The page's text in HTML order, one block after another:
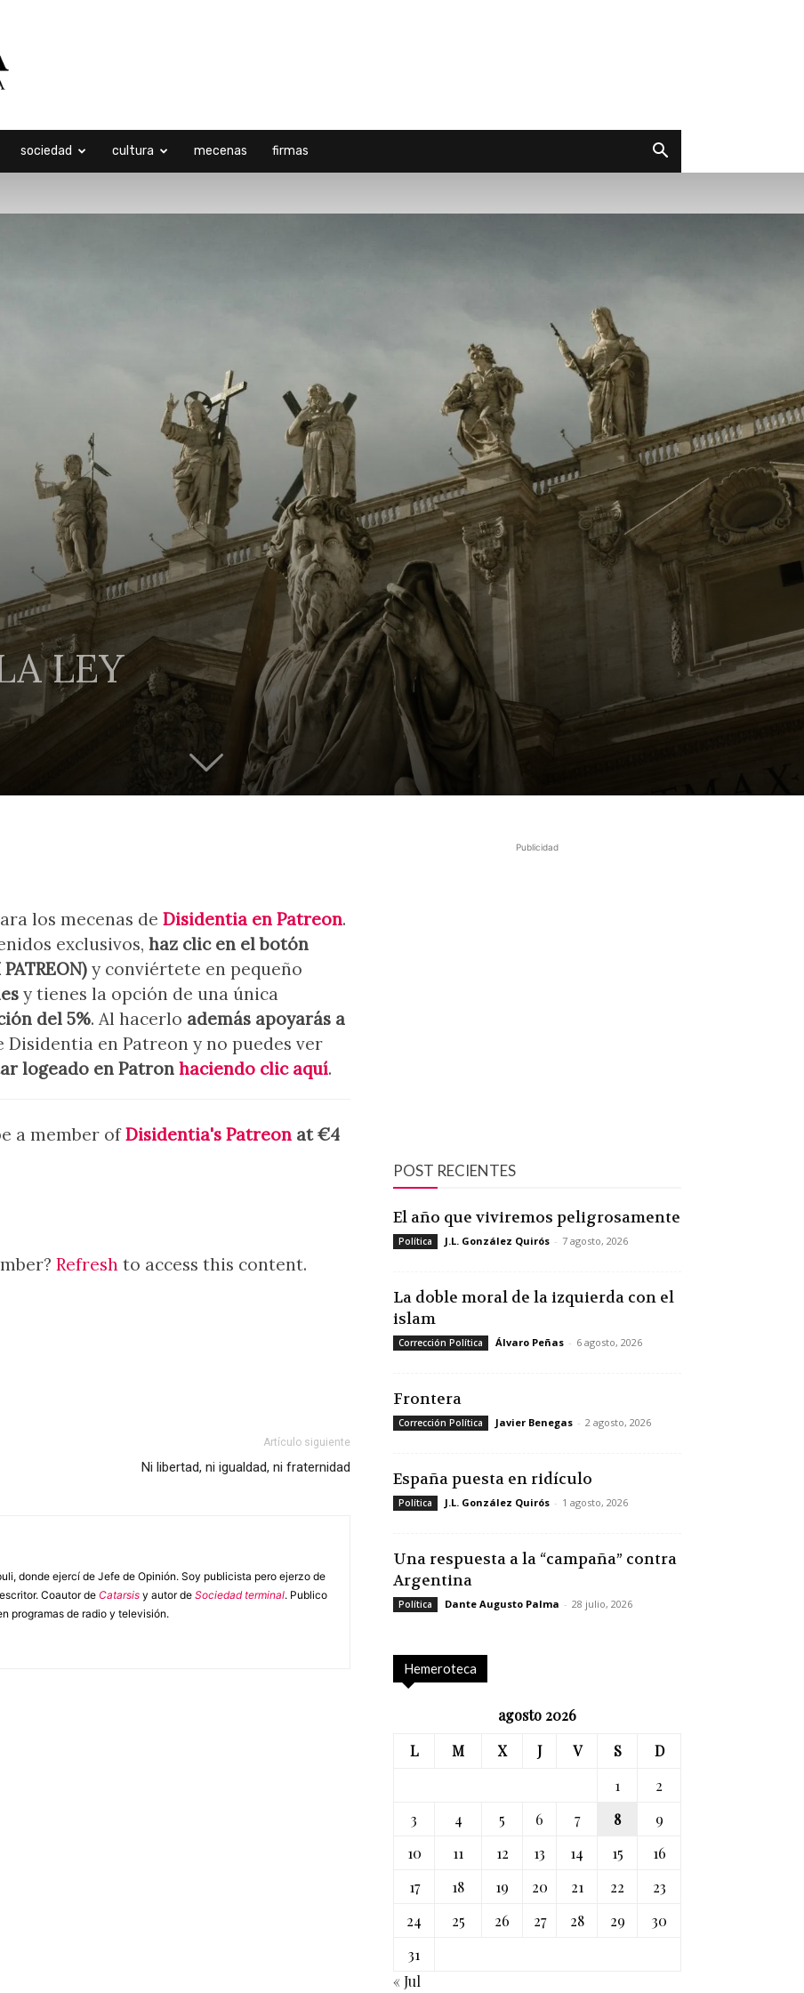
sociedad cultura mecenas firmas
LEY
los mecenas de Disidentia en Patreon.
exclusivos, haz clic en el botón
y conviértete en pequeño
y tienes la opción de una única
del 5%. Al hacerlo además apoyarás a
Disidentia en Patreon y no puedes ver
logeado en Patron haciendo clic aquí.
a member ofDisidentia's Patreon at €4
Refresh to access this content.
Artículo siguiente
Ni libertad, ni igualdad, ni fraternidad
donde ejercí de Jefe de Opinión. Soy publicista pero ejerzo de
Coautor deCatarsis y autor de Sociedad terminal. Publico
programas de radio y televisión.
Publicidad
POST RECIENTES
El año que viviremos peligrosamente
Política J.L. González Quirós - 7 agosto, 2026
La doble moral de la izquierda con el
islam
Corrección Política Álvaro Peñas - 6 agosto, 2026
Frontera
Corrección Política Javier Benegas - 2 agosto, 2026
España puesta en ridículo
Política J.L. González Quirós - 1 agosto, 2026
Una respuesta a la “campaña” contra
Argentina
Política Dante Augusto Palma - 28 julio, 2026
Hemeroteca
agosto 2026
L
M X J V S
D
1
2
3
4 5 6 7 8
9
10
11 12 13 14 15
16
17
18 19 20 21 22
23
24
25 26 27 28 29
30
31
« Jul